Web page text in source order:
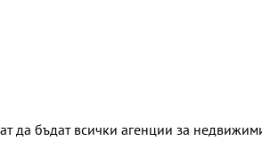
да бъдат всички агенции за